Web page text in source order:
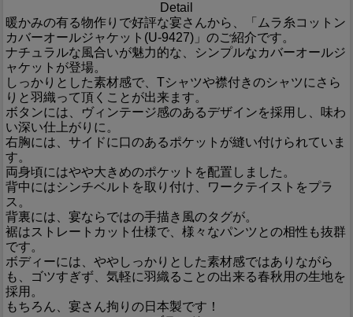
Detail
暖かみの有る物作りで好評な宴さんから、「ムラ糸コットン
カバーオールジャケット(U-9427)」のご紹介です。
ナチュラルな風合いが魅力的な、シンプルなカバーオールジ
ャケットが登場。
しっかりとした素材感で、Tシャツや襟付きのシャツにさら
りと羽織って頂くことが出来ます。
ボタンには、ヴィンテージ感のあるデザインを採用し、味わ
い深い仕上がりに。
右胸には、サイドに口のあるポケットが縫い付けられていま
す。
両身頃にはやや大きめのポケットを配置しました。
背中にはシンチベルトを取り付け、ワークテイストをプラ
ス。
背裏には、宴ならではの手描き風のタグが。
裾はストレートカット仕様で、様々なパンツとの相性も抜群
です。
ボディーには、ややしっかりとした素材感ではありながら
も、ゴツすぎず、気軽に羽織ることの出来る春秋用の生地を
採用。
もちろん、宴さん拘りの日本製です！